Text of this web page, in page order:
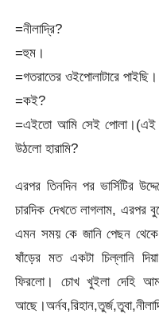
=নীলাদ্রি?
=হুম।
=গতরাতের ওইপোলাটারে পাইছি।
=কই?
=এইতো আমি সেই পোলা।(এই
উঠলো হারামি?
এরপর তিনদিন পর ভার্সিটির
চারদিক দেখতে লাগলাম, এরপর
এমন সময় কে জানি পেছন থেকে
ষাঁড়ের মত একটা চিল্লানি
ফিরলো। চোখ খুইলা দেহি